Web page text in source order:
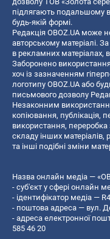
підлягають подальшому
будь-якій формі.
Редакція OBOZ.UA може
авторському матеріалі. За
в рекламних матеріалах,
Заборонено
хоч із зазначенням
логотипу OBOZ.UA або
письмового дозволу
Незаконним
копiювання, публiкацiя,
використання,
складу інших
та інші подібні зміни
Назва онлайн медіа —
- суб'єкт у сфері онлайн
- ідентифікатор медіа —
- поштова адреса — вул.
- адреса електронної
585 46 20